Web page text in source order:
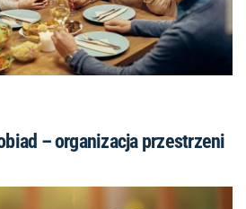
– organizacja przestrzeni